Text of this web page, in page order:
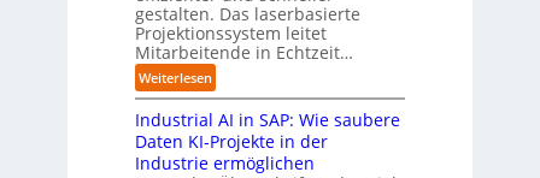
u
n
g
e
n
u
t
o
m
a
i
s
i
s
i
n
e
s
s
E
c
g
w
ä
c
h
s
t
w
g
t
M
i
s
s
gestalten. Das laserbasierte
Projektionssystem leitet
Mitarbeitende in Echtzeit…
Weiterlesen:
L
a
r
s
Industrial AI in SAP: Wie saubere
Daten KI-Projekte in der
Industrie ermöglichen